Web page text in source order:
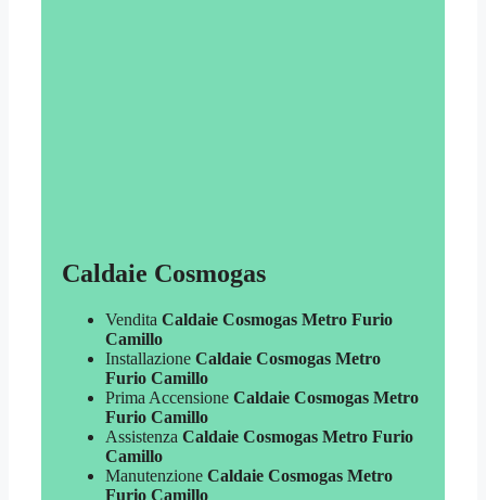
Caldaie Cosmogas
Vendita Caldaie Cosmogas Metro Furio
Camillo
Installazione Caldaie Cosmogas Metro
Furio Camillo
Prima Accensione Caldaie Cosmogas Metro
Furio Camillo
Assistenza Caldaie Cosmogas Metro Furio
Camillo
Manutenzione Caldaie Cosmogas Metro
Furio Camillo